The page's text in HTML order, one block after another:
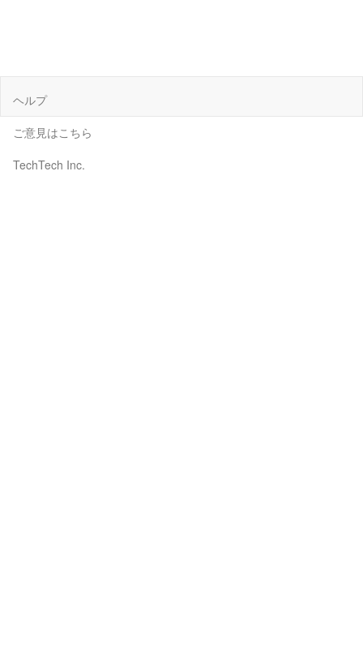
ヘルプ
ご意見はこちら
TechTech Inc.